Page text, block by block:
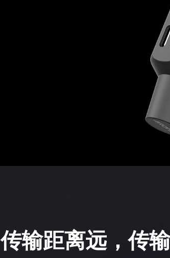
传输距离远，传